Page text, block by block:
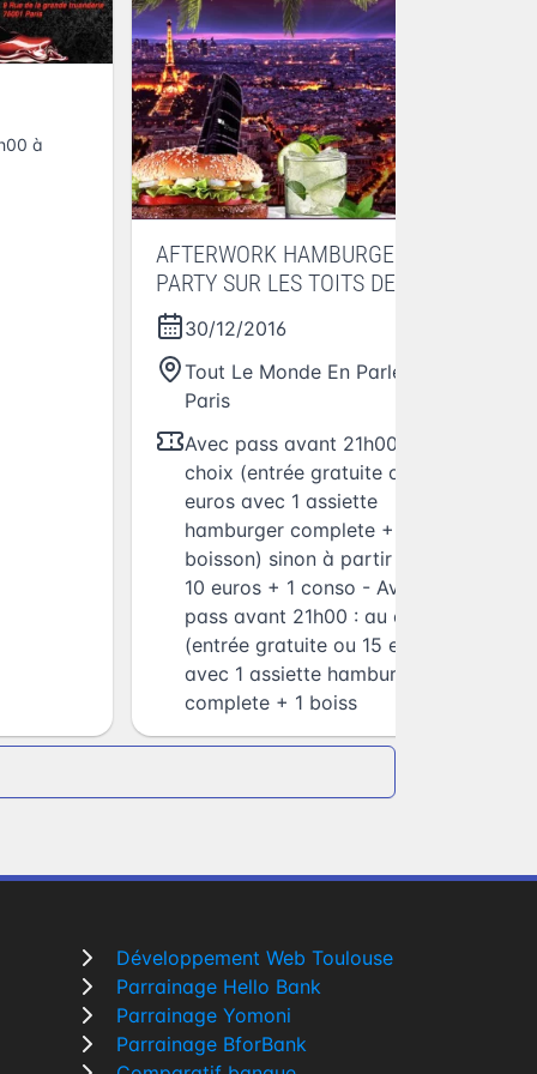
à
AFTERWORK HAMBURGER
PARTY SUR LES TOITS DE
PARIS (club intérieur +
terrasse chauffée) @ Tout Le
Monde En Parle
30/12/2016
Tout Le Monde En Parle
Paris
Avec pass avant 21h00 : au
choix (entrée gratuite ou 15
euros avec 1 assiette
hamburger complete + 1
boisson) sinon à partir de
10 euros + 1 conso - Avec
pass avant 21h00 : au choix
(entrée gratuite ou 15 euros
avec 1 assiette hamburger
complete + 1 boiss
Développement Web Toulouse
Parrainage Hello Bank
Parrainage Yomoni
Parrainage BforBank